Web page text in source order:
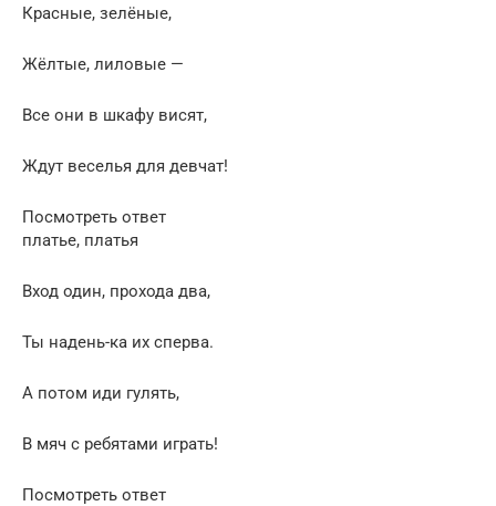
Красные, зелёные,
Жёлтые, лиловые —
Все они в шкафу висят,
Ждут веселья для девчат!
Посмотреть ответ
платье, платья
Вход один, прохода два,
Ты надень-ка их сперва.
А потом иди гулять,
В мяч с ребятами играть!
Посмотреть ответ